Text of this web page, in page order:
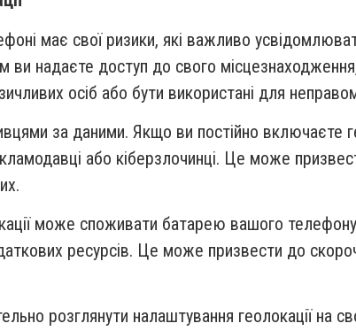
має свої ризики, які важливо
надаєте доступ до свого
осіб або бути використані для
за даними. Якщо ви постійно включаєте
або кіберзлочинці. Це може
може споживати батарею вашого
ресурсів. Це може призвести до
розглянути налаштування геолокації на